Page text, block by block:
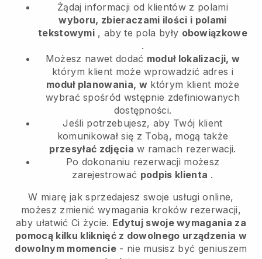
Żądaj informacji od klientów z polami
wyboru, zbieraczami ilości i polami
tekstowymi , aby te pola były obowiązkowe
.
Możesz nawet dodać moduł lokalizacji, w
którym klient może wprowadzić adres i
moduł planowania, w którym klient może
wybrać spośród wstępnie zdefiniowanych
dostępności.
Jeśli potrzebujesz, aby Twój klient
komunikował się z Tobą, mogą także
przesyłać zdjęcia w ramach rezerwacji.
Po dokonaniu rezerwacji możesz
zarejestrować podpis klienta .
W miarę jak sprzedajesz swoje usługi online,
możesz zmienić wymagania kroków rezerwacji,
aby ułatwić Ci życie. Edytuj swoje wymagania za
pomocą kilku kliknięć z dowolnego urządzenia w
dowolnym momencie- nie musisz być geniuszem